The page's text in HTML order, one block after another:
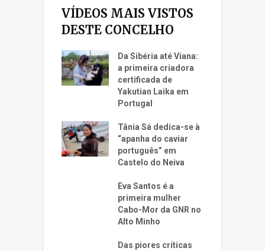
VÍDEOS MAIS VISTOS
DESTE CONCELHO
Da Sibéria até Viana:
a primeira criadora
certificada de
Yakutian Laika em
Portugal
Tânia Sá dedica-se à
“apanha do caviar
português” em
Castelo do Neiva
Eva Santos é a
primeira mulher
Cabo-Mor da GNR no
Alto Minho
Das piores críticas